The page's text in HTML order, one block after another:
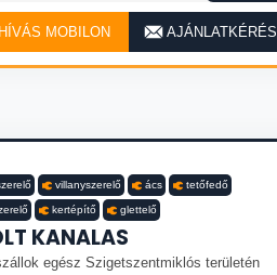
HÍVÁS MOBILON AJÁNLATKÉRÉS
villanyszerelő ács tetőfedő
kertépítő glettelő
KANALAS
egész Szigetszentmiklós területén